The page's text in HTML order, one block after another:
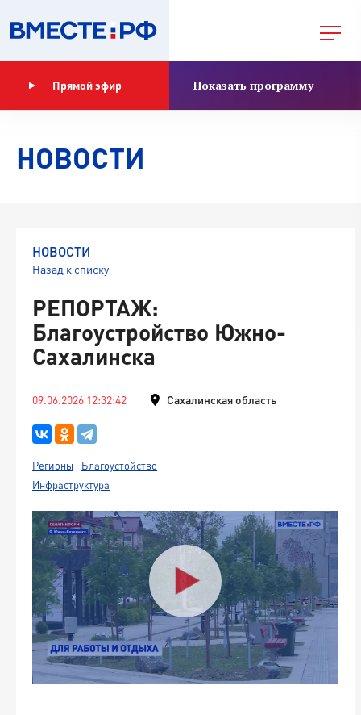
Прямой эфир Показать программу
НОВОСТИ
НОВОСТИ
Назад к списку
РЕПОРТАЖ:
Благоустройство Южно-
Сахалинска
09.06.2026 12:32:42 Сахалинская область
Регионы
Благоустойство
Инфраструктура